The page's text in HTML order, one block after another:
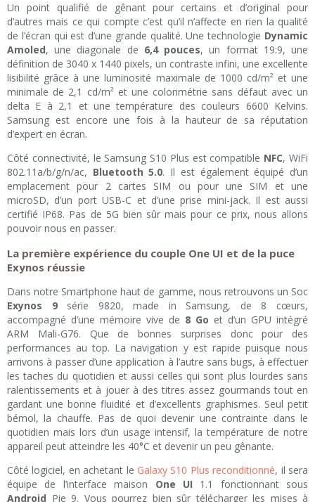
Un point qualifié de gênant pour certains et d’original pour
d’autres mais ce qui compte c’est qu’il n’affecte en rien la qualité
de l’écran qui est d’une grande qualité. Une technologie Dynamic
Amoled, une diagonale de 6,4 pouces, un format 19:9, une
définition de 3040 x 1440 pixels, un contraste infini, une excellente
lisibilité grâce à une luminosité maximale de 1000 cd/m² et une
minimale de 2,1 cd/m² et une colorimétrie sans défaut avec un
delta E à 2,1 et une température des couleurs 6600 Kelvins.
Samsung est encore une fois à la hauteur de sa réputation
d’expert en écran.
Côté connectivité, le Samsung S10 Plus est compatible NFC, WiFi
802.11a/b/g/n/ac, Bluetooth 5.0. Il est également équipé d’un
emplacement pour 2 cartes SIM ou pour une SIM et une
microSD, d’un port USB-C et d’une prise mini-jack. Il est aussi
certifié IP68. Pas de 5G bien sûr mais pour ce prix, nous allons
pouvoir nous en passer.
La première expérience du couple One UI et de la puce
Exynos réussie
Dans notre Smartphone haut de gamme, nous retrouvons un Soc
Exynos 9série 9820, made in Samsung, de 8 cœurs,
accompagné d’une mémoire vive de 8 Go et d’un GPU intégré
ARM Mali-G76. Que de bonnes surprises donc pour des
performances au top. La navigation y est rapide puisque nous
arrivons à passer d’une application à l’autre sans bugs, à effectuer
les taches du quotidien et aussi celles qui sont plus lourdes sans
ralentissements et à jouer à des titres assez gourmands tout en
gardant une bonne fluidité et d’excellents graphismes. Seul petit
bémol, la chauffe. Pas de quoi devenir une contrainte dans le
quotidien mais lors d’un usage intensif, la température de notre
appareil peut atteindre les 40°C et devenir un peu gênante.
Côté logiciel, en achetant le Galaxy S10 Plus reconditionné, il sera
équipe de l’interface maison One UI 1.1 fonctionnant sous
Android Pie 9. Vous pourrez bien sûr télécharger les mises à